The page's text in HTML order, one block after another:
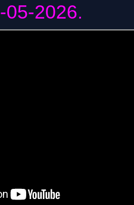
-05-2026.